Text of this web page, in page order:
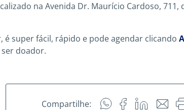
na Avenida Dr. Maurício Cardoso,
é super fácil, rápido e pode agendar clicando
doador.
Compartilhe: